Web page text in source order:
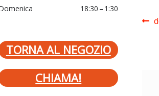
18:30 – 1:30
TORNA AL NEGOZIO
CHIAMA!